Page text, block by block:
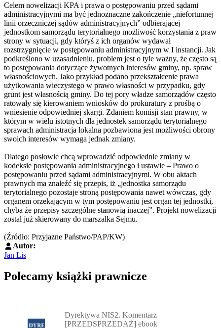
Celem nowelizacji KPA i prawa o postępowaniu przed sądami
administracyjnymi ma być jednoznaczne zakończenie „niefortunnej
linii orzeczniczej sądów administracyjnych” odbierającej
jednostkom samorządu terytorialnego możliwość korzystania z praw
strony w sytuacji, gdy któryś z ich organów wydawał
rozstrzygnięcie w postępowaniu administracyjnym w I instancji. Jak
podkreślono w uzasadnieniu, problem jest o tyle ważny, że często są
to postępowania dotyczące żywotnych interesów gminy, np. spraw
własnościowych. Jako przykład podano przekształcenie prawa
użytkowania wieczystego w prawo własności w przypadku, gdy
grunt jest własnością gminy. Do tej pory władze samorządów często
ratowały się kierowaniem wniosków do prokuratury z prośbą o
wniesienie odpowiedniej skargi. Zdaniem komisji stan prawny, w
którym w wielu istotnych dla jednostek samorządu terytorialnego
sprawach administracja lokalna pozbawiona jest możliwości obrony
swoich interesów wymaga jednak zmiany.
Dlatego posłowie chcą wprowadzić odpowiednie zmiany w
kodeksie postępowania administracyjnego i ustawie – Prawo o
postępowaniu przed sądami administracyjnymi. W obu aktach
prawnych ma znaleźć się przepis, iż „jednostka samorządu
terytorialnego pozostaje stroną postępowania nawet wówczas, gdy
organem orzekającym w tym postępowaniu jest organ tej jednostki,
chyba że przepisy szczególne stanowią inaczej”. Projekt nowelizacji
został już skierowany do marszałka Sejmu.
(Źródło: Przyjazne Państwo/PAP/KW)
Autor:
Jan Lis
Polecamy książki prawnicze
Dyrektywa NIS2. Komentarz
[PRZEDSPRZEDAŻ] ebook